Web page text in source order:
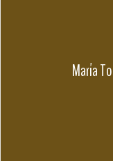
María